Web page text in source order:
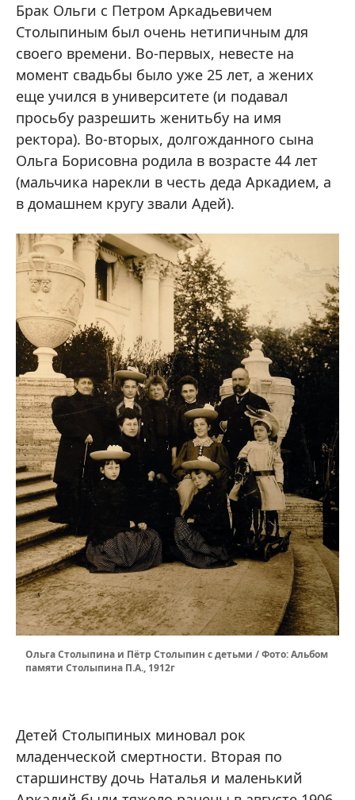
Брак Ольги с Петром Аркадьевичем
Столыпиным был очень нетипичным для
своего времени. Во-первых, невесте на
момент свадьбы было уже 25 лет, а жених
еще учился в университете (и подавал
просьбу разрешить женитьбу на имя
ректора). Во-вторых, долгожданного сына
Ольга Борисовна родила в возрасте 44 лет
(мальчика нарекли в честь деда Аркадием, а
в домашнем кругу звали Адей).
Ольга Столыпина и Пётр Столыпин с детьми / Фото: Альбом
памяти Столыпина П.А., 1912г
Детей Столыпиных миновал рок
младенческой смертности. Вторая по
старшинству дочь Наталья и маленький